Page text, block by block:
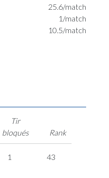
25.6/match
1/match
10.5/match
Tir
bloqués
Rank
1 43